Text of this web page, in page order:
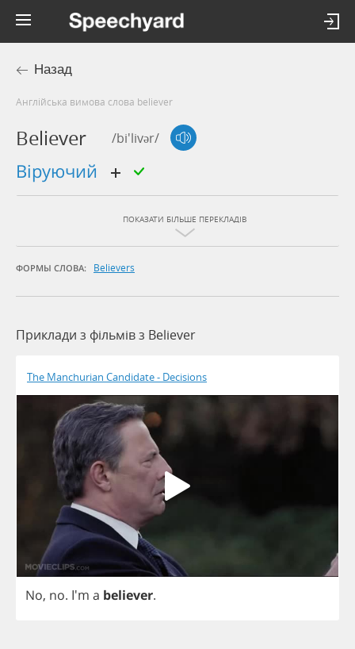
Назад
Англійська вимова слова believer
Believer /bi'livər/
віруючий
ПОКАЗАТИ БІЛЬШЕ ПЕРЕКЛАДІВ
ФОРМЫ СЛОВА: Believers
Приклади з фільмів з Believer
The Manchurian Candidate - Decisions
No, no. I'm a believer.